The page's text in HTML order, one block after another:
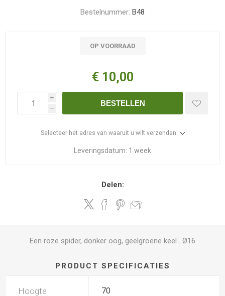
Bestelnummer: B48
OP VOORRAAD
€ 10,00
i
h
BESTELLEN
Selecteer het adres van waaruit u wilt verzenden
Leveringsdatum: 1 week
Delen:
Een roze spider, donker oog, geelgroene keel . Ø16
PRODUCT SPECIFICATIES
Hoogte 70